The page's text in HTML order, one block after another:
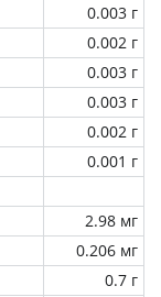
0.003 г
0.002 г
0.003 г
0.003 г
0.002 г
0.001 г
2.98 мг
0.206 мг
0.7 г